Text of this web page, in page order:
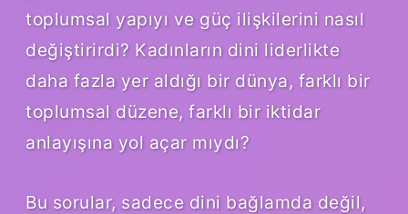
toplumsal yapıyı ve güç ilişkilerini nasıl
değiştirirdi? Kadınların dini liderlikte
daha fazla yer aldığı bir dünya, farklı bir
toplumsal düzene, farklı bir iktidar
anlayışına yol açar mıydı?
Bu sorular, sadece dini bağlamda değil,